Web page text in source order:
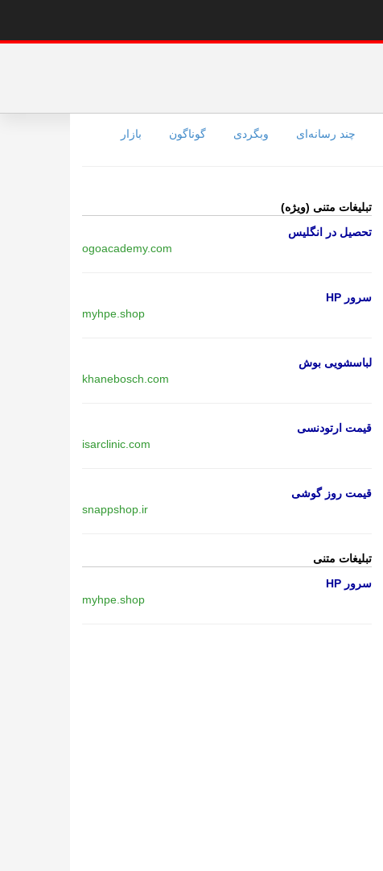
چند رسانه‌ای وبگردی گوناگون بازار
تبلیغات متنی (ویژه)
تحصیل در انگلیس
ogoacademy.com
سرور HP
myhpe.shop
لباسشویی بوش
khanebosch.com
قیمت ارتودنسی
isarclinic.com
قیمت روز گوشی
snappshop.ir
تبلیغات متنی
سرور HP
myhpe.shop